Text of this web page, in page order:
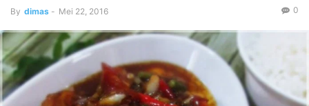
By dimas - Mei 22, 2016 0